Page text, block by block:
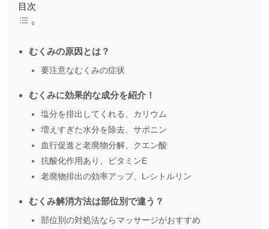
目次
むくみの原因とは？
要注意なむくみの症状
むくみに効果的な成分を紹介！
塩分を排出してくれる、カリウム
増えすぎた水分を除去、サポニン
血行促進と老廃物分解、クエン酸
抗酸化作用あり、ビタミンE
老廃物排出の効率アップ、L-シトルリン
むくみ解消方法は部位別で違う？
部位別の対処法ならマッサージがおすすめ